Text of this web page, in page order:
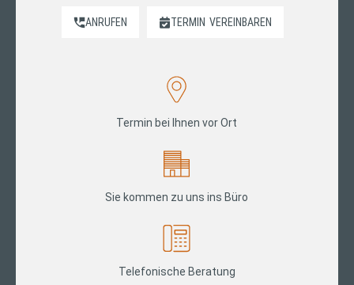
ANRUFEN TERMIN VEREINBAREN
Termin bei Ihnen vor Ort
Sie kommen zu uns ins Büro
Telefonische Beratung